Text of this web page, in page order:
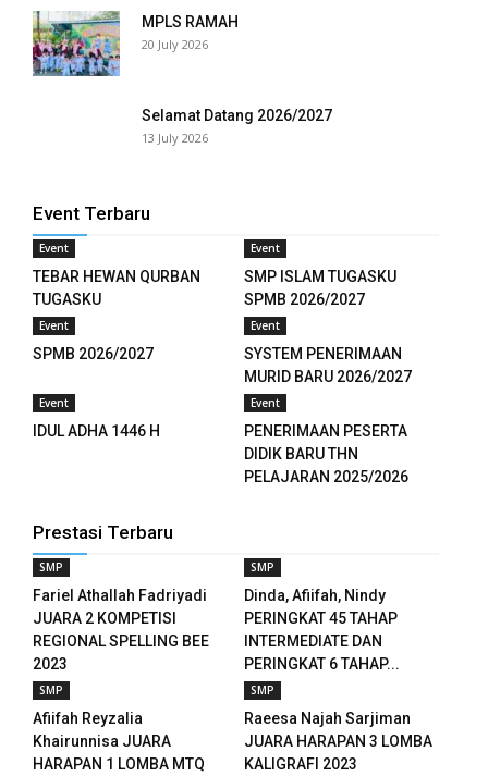
MPLS RAMAH
20 July 2026
Selamat Datang 2026/2027
13 July 2026
Event Terbaru
Event
TEBAR HEWAN QURBAN
TUGASKU
Event
SMP ISLAM TUGASKU
SPMB 2026/2027
Event
SPMB 2026/2027
Event
SYSTEM PENERIMAAN
MURID BARU 2026/2027
Event
IDUL ADHA 1446 H
Event
PENERIMAAN PESERTA
DIDIK BARU THN
PELAJARAN 2025/2026
Prestasi Terbaru
SMP
Fariel Athallah Fadriyadi
JUARA 2 KOMPETISI
REGIONAL SPELLING BEE
2023
SMP
Dinda, Afiifah, Nindy
PERINGKAT 45 TAHAP
INTERMEDIATE DAN
PERINGKAT 6 TAHAP...
SMP
Afiifah Reyzalia
Khairunnisa JUARA
HARAPAN 1 LOMBA MTQ
SMP
Raeesa Najah Sarjiman
JUARA HARAPAN 3 LOMBA
KALIGRAFI 2023